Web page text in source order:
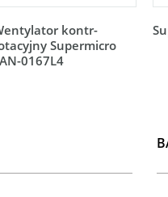
kontr-
Supermicro
0167L4